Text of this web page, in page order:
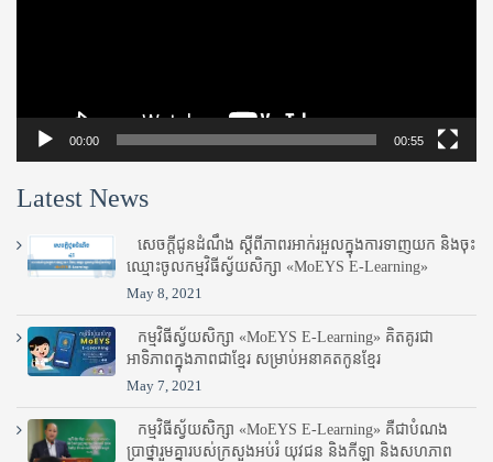
00:00 00:55
Latest News
សេចក្តីជូនដំណឹង ស្តី​ពីភាព​រអាក់រអួល​ក្នុងការ​ទាញ​យក និង​ចុះ​
ឈ្មោះ​ចូល​កម្មវិធី​ស្វ័យសិក្សា «MoEYS E-Learning»
May 8, 2021
កម្មវិធីស្វ័យសិក្សា «MoEYS E-Learning» គិតគូរជា
អាទិភាពក្នុងភាពជាខ្មែរ សម្រាប់អនាគតកូនខ្មែរ
May 7, 2021
កម្មវិធីស្វ័យសិក្សា «MoEYS E-Learning» គឺជាបំណង
ប្រាថ្នារួមគ្នារបស់ក្រសួងអប់រំ​ យុវជន និងកីឡា និងសហភាព